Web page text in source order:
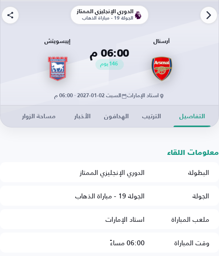
الدوري الإنجليزي الممتاز
الجولة 19 - مباراة الذهاب
أرسنال
06:00 م
146 يوم
إيبسويتش
استاد الإمارات السبت 02-01-2027 · 06:00 م
التفاصيل الترتيب الهدافون الأخبار مساحة الزوار
معلومات اللقاء
البطولة
الدوري الإنجليزي الممتاز
الجولة
الجولة 19 - مباراة الذهاب
ملعب المباراة
استاد الإمارات
وقت المباراة
06:00 مساءً